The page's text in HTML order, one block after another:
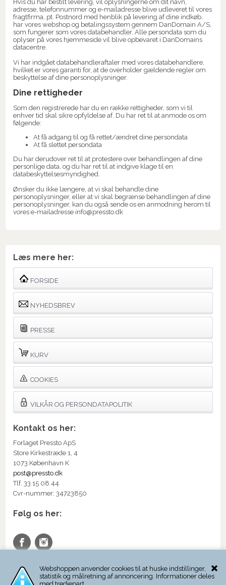
Webshoppen anvender cookies til at huske indstillinger,
statistik og målretning af annoncering. Informationer deles
Hvis du har bestilt levering, vil oplysningerne om dit navn,
adresse, telefonnummer og e-mailadresse blive udleveret til vores
fragtfirma, pt. Postnord med henblik på levering af dine indkøb.
har vores webshop og betalingssystem gennem DanDomain A/S,
som fungerer som vores databehandler. Alle persondata som du
oplyser på vores hjemmeside vil blive opbevaret i DanDomains
datacentre.
Vi har indgået databehandleraftaler med vores databehandlere,
hvilket er vores garanti for, at de overholder gældende regler om
beskyttelse af dine personoplysninger.
Dine rettigheder
Som den registrerede har du en række rettigheder, som vi til
enhver tid skal sikre opfyldelse af. Du har ret til at anmode os om
følgende:
At få adgang til og få rettet/ændret dine persondata
At få slettet persondata
Du har derudover ret til at protestere over behandlingen af dine
personlige data, og du har ret til at indgive klage til en
databeskyttelsesmyndighed.
Ønsker du ikke længere, at vi skal behandle dine
personoplysninger, eller at vi skal begrænse behandlingen af dine
personoplysninger, kan du også sende os en anmodning herom til
vores e-mailadresse info@pressto.dk
Læs mere her:
FORSIDE
NYHEDSBREV
PRESSE
KURV
COOKIES
VILKÅR OG PERSONDATAPOLITIK
Kontakt os her:
Forlaget Pressto ApS
Store Kirkestræde 1, 4
1073 København K
post@pressto.dk
Tlf. 33 15 08 44
Cvr-nummer: 34723850
Følg os her: